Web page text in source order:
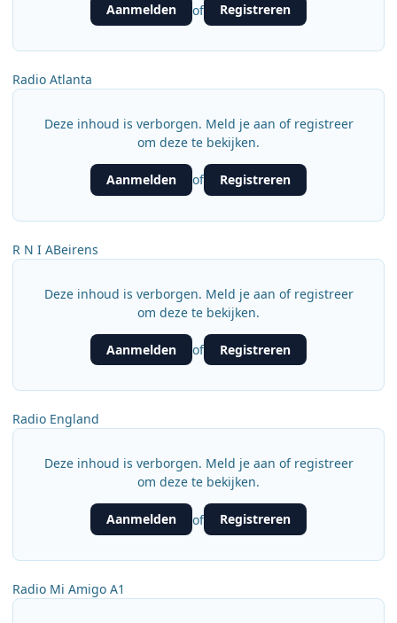
Aanmelden of Registreren
Radio Atlanta
Deze inhoud is verborgen. Meld je aan of registreer
om deze te bekijken.
Aanmelden of Registreren
R N I ABeirens
Deze inhoud is verborgen. Meld je aan of registreer
om deze te bekijken.
Aanmelden of Registreren
Radio England
Deze inhoud is verborgen. Meld je aan of registreer
om deze te bekijken.
Aanmelden of Registreren
Radio Mi Amigo A1